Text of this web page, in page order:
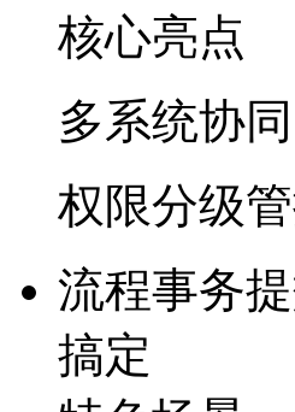
核心亮点
多系统协同
权限分级管
流程事务
搞定